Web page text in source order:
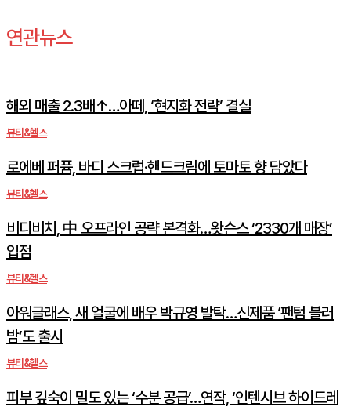
연관뉴스
해외 매출 2.3배↑…아떼, ‘현지화 전략’ 결실
뷰티&헬스
로에베 퍼퓸, 바디 스크럽·핸드크림에 토마토 향 담았다
뷰티&헬스
비디비치, 中 오프라인 공략 본격화…왓슨스 ‘2330개 매장’
입점
뷰티&헬스
아워글래스, 새 얼굴에 배우 박규영 발탁…신제품 ‘팬텀 블러
밤’도 출시
뷰티&헬스
피부 깊숙이 밀도 있는 ‘수분 공급’…연작, ‘인텐시브 하이드레